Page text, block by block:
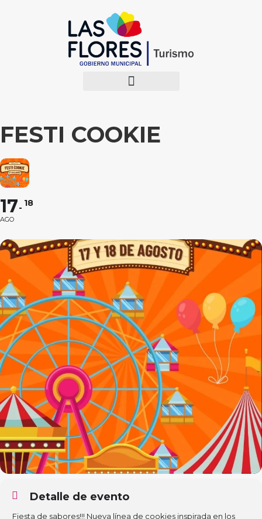
FESTI COOKIE
17
AGO
18
Detalle de evento
Fiesta de sabores!!! Nueva línea de cookies inspirada en los